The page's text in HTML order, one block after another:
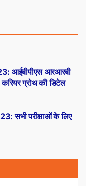
परीक्षाओं के लिए
आईबीपीएस आरआरबी
ग्रोथ की डिटेल